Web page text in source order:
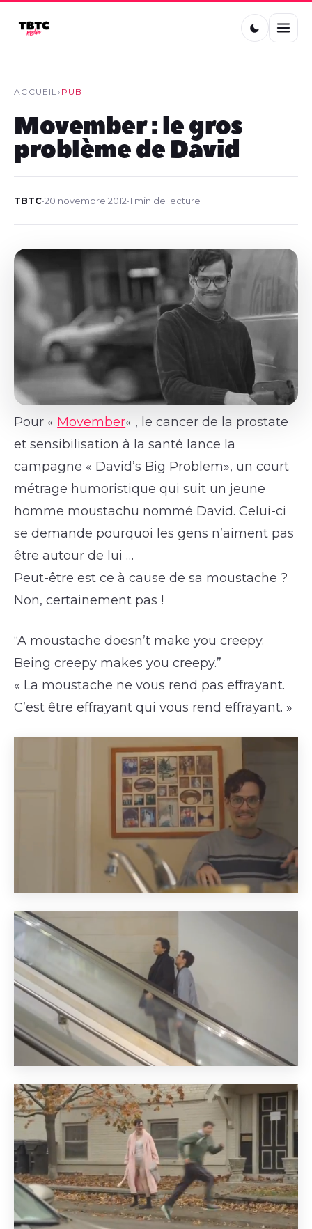
ACCUEIL› PUB
Movember : le gros
problème de David
TBTC•20 novembre 2012•1 min de lecture
Pour « Movember« , le cancer de la prostate
et sensibilisation à la santé lance la
campagne « David’s Big Problem», un court
métrage humoristique qui suit un jeune
homme moustachu nommé David. Celui-ci
se demande pourquoi les gens n’aiment pas
être autour de lui …
Peut-être est ce à cause de sa moustache ?
Non, certainement pas !
“A moustache doesn’t make you creepy.
Being creepy makes you creepy.”
« La moustache ne vous rend pas effrayant.
C’est être effrayant qui vous rend effrayant. »